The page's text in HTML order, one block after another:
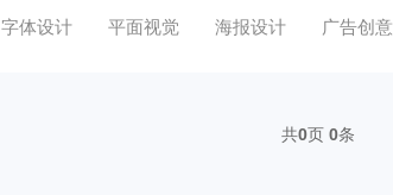
字体设计 平面视觉 海报设计 广告创意
共0页 0条